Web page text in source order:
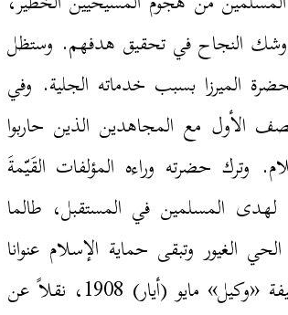
النجاح في تحقيق هدفهم. وستظل
الميرزا بسبب خدماته الجلية. وفي
الأول مع المجاهدين الذين حاربوا
وترك حضرته وراءه المؤلفات القَيّمةَ
المسلمين في المستقبل، طالما
الغيور وتبقى حماية الإسلام عنوانا
لشعارهم القومي» (صحيفة «وكيل» مايو (أيار) 1908، نقلاً عن